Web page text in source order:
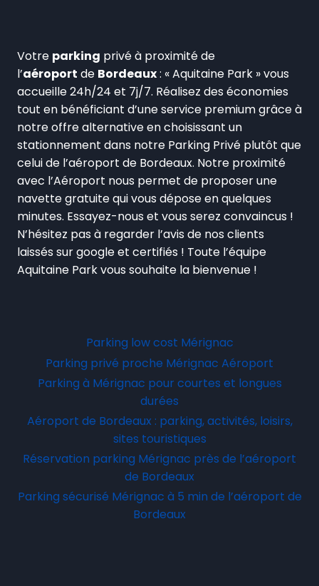
Votre parking privé à proximité de
l’aéroport de Bordeaux: « Aquitaine Park » vous
accueille 24h/24 et 7j/7. Réalisez des économies
tout en bénéficiant d’une service premium grâce à
notre offre alternative en choisissant un
stationnement dans notre Parking Privé plutôt que
celui de l’aéroport de Bordeaux. Notre proximité
avec l’Aéroport nous permet de proposer une
navette gratuite qui vous dépose en quelques
minutes. Essayez-nous et vous serez convaincus !
N’hésitez pas à regarder l’avis de nos clients
laissés sur google et certifiés ! Toute l’équipe
Aquitaine Park vous souhaite la bienvenue !
Parking low cost Mérignac
Parking privé proche Mérignac Aéroport
Parking à Mérignac pour courtes et longues
durées
Aéroport de Bordeaux : parking, activités, loisirs,
sites touristiques
Réservation parking Mérignac près de l’aéroport
de Bordeaux
Parking sécurisé Mérignac à 5 min de l’aéroport de
Bordeaux